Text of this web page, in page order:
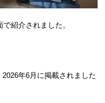
紹介されました。
2026年6月に掲載されました